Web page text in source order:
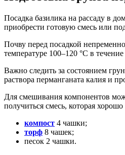
Посадка базилика на рассаду в
приобрести готовую смесь или
Почву перед посадкой
температуре 100–120 °C в
Важно следить за состоянием
раствора перманганата калия и
Для смешивания компонентов
получиться смесь, которая
компост 4 чашки;
торф 8 чашек;
песок 2 чашки.